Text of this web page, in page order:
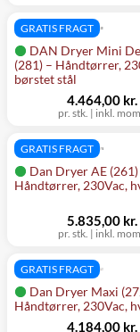
DAN Dryer Mini
(281) – Håndtørrer,
børstet stål
GRATIS FRAGT
pr. stk. | inkl.
4.464,00 kr.
Dan Dryer AE
Håndtørrer, 230Vac,
GRATIS FRAGT
pr. stk. | inkl.
5.835,00 kr.
Dan Dryer Maxi
Håndtørrer, 230Vac,
GRATIS FRAGT
4.184,00 kr.